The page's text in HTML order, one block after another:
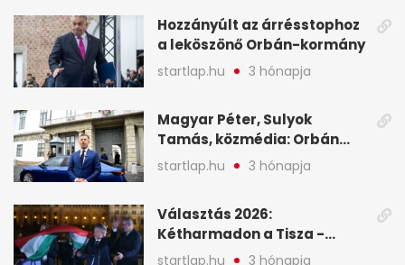
Hozzányúlt az árrésstophoz
a leköszönő Orbán-kormány
startlap.hu 3 hónapja
Magyar Péter, Sulyok
Tamás, közmédia: Orbán
Viktor április 13. óta hallgat,
közben pörögnek az
startlap.hu 3 hónapja
Választás 2026:
Kétharmadon a Tisza -
mutatjuk, hogyan alakulnak
startlap.hu 3 hónapja